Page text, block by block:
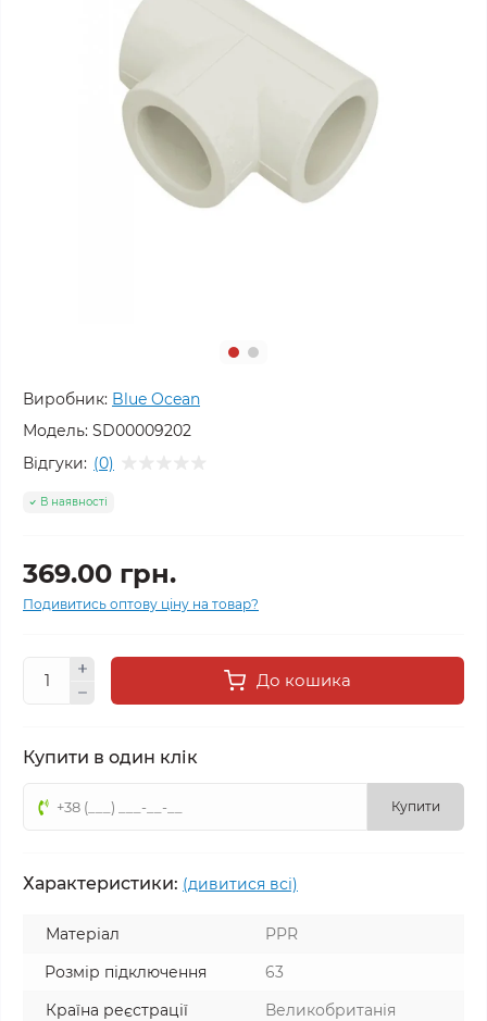
Виробник: Blue Ocean
Модель: SD00009202
Відгуки: (0)
В наявності
369.00 грн.
Подивитись оптову ціну на товар?
До кошика
Купити в один клік
Купити
Характеристики: (дивитися всі)
Матеріал
PPR
Розмір підключення
63
Країна реєстрації
Великобританія